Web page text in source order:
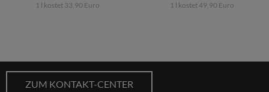
1 l kostet 33,90 Euro 1 l kostet 49,90 Euro
ZUM KONTAKT-CENTER